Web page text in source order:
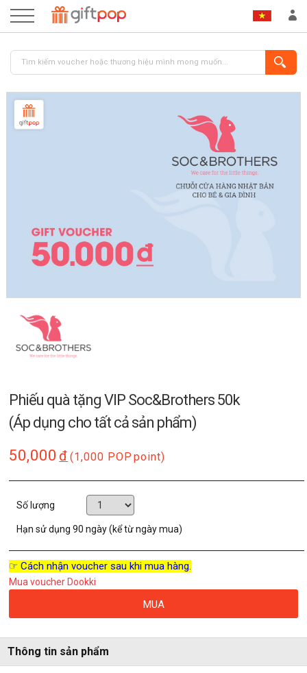
ĐĂNG KÝ
Phiếu quà tặng VIP Soc&Brothers 50k
(Áp dụng cho tất cả sản phẩm)
50,000 đ (1,000 POP point)
Số lượng
Hạn sử dụng90 ngày (kể từ ngày mua)
☞ Cách nhận voucher sau khi mua hàng.
Mua voucher Dookki
MUA
Thông tin sản phẩm